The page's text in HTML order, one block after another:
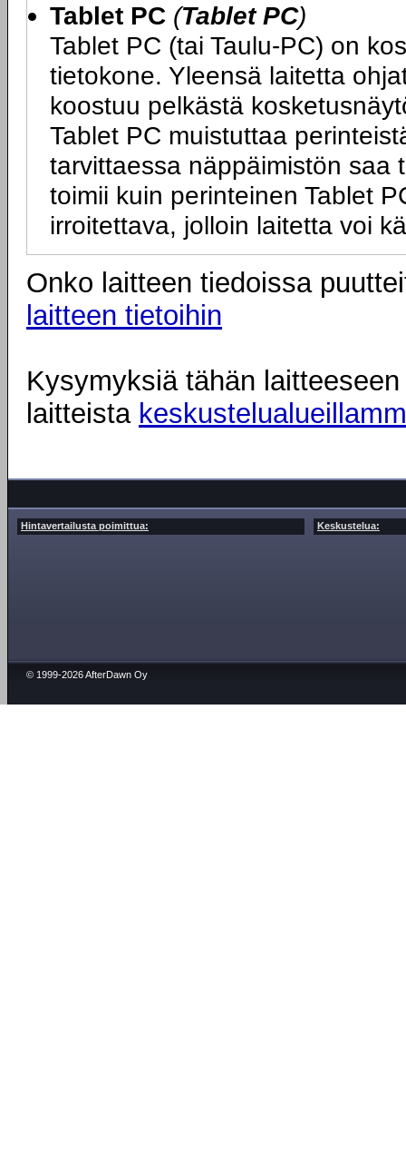
Tablet PC (Tablet PC)
Tablet PC (tai Taulu-PC) on
tietokone. Yleensä laitetta
koostuu pelkästä
Tablet PC muistuttaa
tarvittaessa näppäimistön saa
toimii kuin perinteinen Tablet
irroitettava, jolloin laitetta voi
Onko laitteen tiedoissa
laitteen tietoihin
Kysymyksiä tähän
laitteista
Hintavertailusta poimittua: Keskustelua:
© 1999-2026 AfterDawn Oy